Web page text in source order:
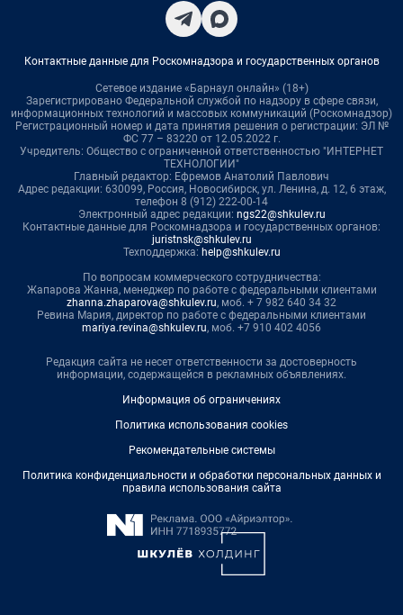
Контактные данные для Роскомнадзора и государственных органов
Сетевое издание «Барнаул онлайн» (18+)
Зарегистрировано Федеральной службой по надзору в сфере связи,
информационных технологий и массовых коммуникаций (Роскомнадзор)
Регистрационный номер и дата принятия решения о регистрации: ЭЛ №
ФС 77 – 83220 от 12.05.2022 г.
Учредитель: Общество с ограниченной ответственностью "ИНТЕРНЕТ
ТЕХНОЛОГИИ"
Главный редактор: Ефремов Анатолий Павлович
Адрес редакции: 630099, Россия, Новосибирск, ул. Ленина, д. 12, 6 этаж,
телефон 8 (912) 222-00-14
Электронный адрес редакции: ngs22@shkulev.ru
Контактные данные для Роскомнадзора и государственных органов:
juristnsk@shkulev.ru
Техподдержка: help@shkulev.ru
По вопросам коммерческого сотрудничества:
Жапарова Жанна, менеджер по работе с федеральными клиентами
zhanna.zhaparova@shkulev.ru, моб. + 7 982 640 34 32
Ревина Мария, директор по работе с федеральными клиентами
mariya.revina@shkulev.ru, моб. +7 910 402 4056
Редакция сайта не несет ответственности за достоверность
информации, содержащейся в рекламных объявлениях.
Информация об ограничениях
Политика использования cookies
Рекомендательные системы
Политика конфиденциальности и обработки персональных данных и
правила использования сайта